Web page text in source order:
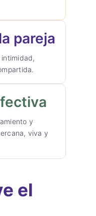
pareja
y
viva y
el